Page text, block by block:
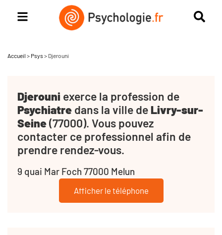
Accueil > Psys > Djerouni
Djerouni exerce la profession de
Psychiatre dans la ville de Livry-sur-
Seine(77000). Vous pouvez
contacter ce professionnel afin de
prendre rendez-vous.
9 quai Mar Foch 77000 Melun
Afficher le téléphone